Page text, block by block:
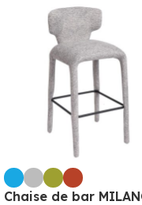
Chaise de bar